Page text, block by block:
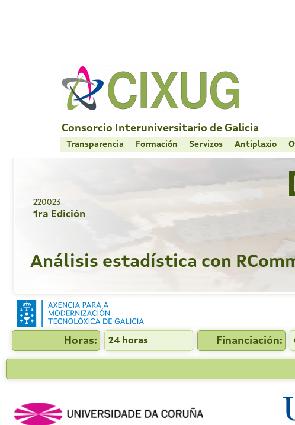
Consorcio Interuniversitario de Galicia
Transparencia Formación Servizos Antiplaxio
220023
1ra Edición
Análisis estadística con
Horas: 24 horas Financiación: